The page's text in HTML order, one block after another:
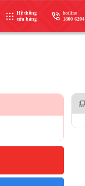
Hệ thống
cửa hàng
hotline
1800 6204